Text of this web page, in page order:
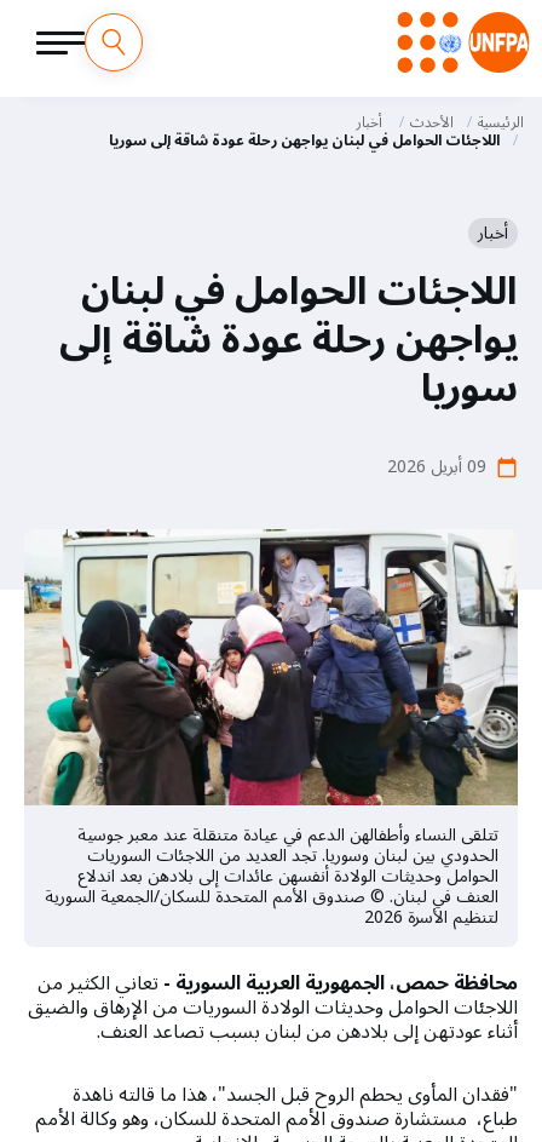
إلى
المحتوى
M
الرئيسية الأحدث أخبار
اللاجئات الحوامل في لبنان يواجهن رحلة عودة شاقة إلى سوريا
أخبار
اللاجئات الحوامل في لبنان
يواجهن رحلة عودة شاقة إلى
سوريا
calendar_today 09 أبريل 2026
تتلقى النساء وأطفالهن الدعم في عيادة متنقلة عند معبر جوسية
الحدودي بين لبنان وسوريا. تجد العديد من اللاجئات السوريات
الحوامل وحديثات الولادة أنفسهن عائدات إلى بلادهن بعد اندلاع
العنف في لبنان. © صندوق الأمم المتحدة للسكان/الجمعية السورية
لتنظيم الأسرة 2026
محافظة حمص، الجمهورية العربية السورية -تعاني الكثير من
اللاجئات الحوامل وحديثات الولادة السوريات من الإرهاق والضيق
أثناء عودتهن إلى بلادهن من لبنان بسبب تصاعد العنف.
"فقدان المأوى يحطم الروح قبل الجسد"، هذا ما قالته ناهدة
طباع، مستشارة صندوق الأمم المتحدة للسكان، وهو وكالة الأمم